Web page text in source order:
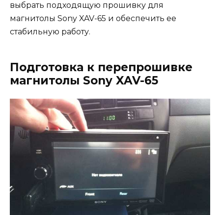
выбрать подходящую прошивку для
магнитолы Sony XAV-65 и обеспечить ее
стабильную работу.
Подготовка к перепрошивке
магнитолы Sony XAV-65